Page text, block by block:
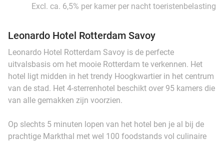
Excl. ca. 6,5% per kamer per nacht toeristenbelasting
Leonardo Hotel Rotterdam Savoy
Leonardo Hotel Rotterdam Savoy is de perfecte
uitvalsbasis om het mooie Rotterdam te verkennen. Het
hotel ligt midden in het trendy Hoogkwartier in het centrum
van de stad. Het 4-sterrenhotel beschikt over 95 kamers die
van alle gemakken zijn voorzien.
Op slechts 5 minuten lopen van het hotel ben je al bij de
prachtige Markthal met wel 100 foodstands vol culinaire